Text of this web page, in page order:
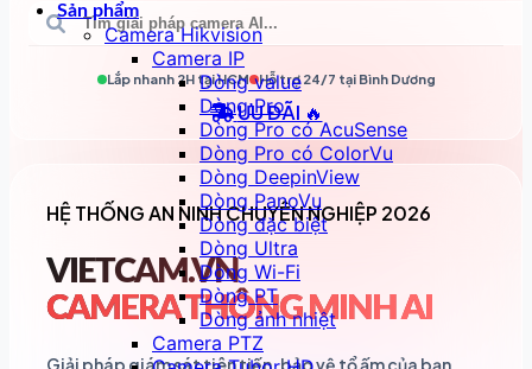
Sản phẩm
Camera Hikvision
Camera IP
Dòng value
Dòng Pro
Dòng Pro có AcuSense
Dòng Pro có ColorVu
Dòng DeepinView
Dòng PanoVu
Dòng đặc biệt
Dòng Ultra
Dòng Wi-Fi
Dòng PT
Dòng ảnh nhiệt
Camera PTZ
Lắp nhanh 2H tạiHCM Hỗ trợ 24/7 tại Bình Dương
ƯU ĐÃI 🔥
HỆ THỐNG AN NINH CHUYÊN NGHIỆP 2026
VIETCAM.VN
CAMERA THÔNG MINH AI
Giải pháp giám sát tiên tiến, bảo vệ tổ ấm của bạn